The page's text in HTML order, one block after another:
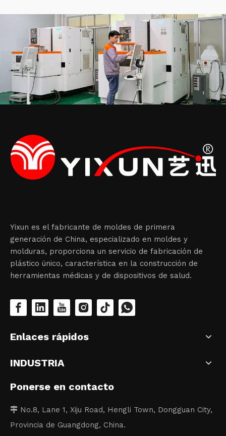
Yixun es el fabricante de moldes de primera
generación de China, especializado en moldes y
molduras, proporciona un servicio de fabricación de
plástico único, característica en la construcción de
herramientas médicas y de dispositivos de salud.
Enlaces rápidos
INDUSTRIA
Ponerse en contacto
 No.8, Lane 1, Xiju Road, Hengli Town, Dongguan City,
Provincia de Guangdong, China.